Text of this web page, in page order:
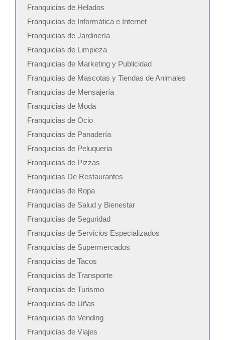
Franquicias de Helados
Franquicias de Informática e Internet
Franquicias de Jardinería
Franquicias de Limpieza
Franquicias de Marketing y Publicidad
Franquicias de Mascotas y Tiendas de Animales
Franquicias de Mensajería
Franquicias de Moda
Franquicias de Ocio
Franquicias de Panadería
Franquicias de Peluqueria
Franquicias de Pizzas
Franquicias De Restaurantes
Franquicias de Ropa
Franquicias de Salud y Bienestar
Franquicias de Seguridad
Franquicias de Servicios Especializados
Franquicias de Supermercados
Franquicias de Tacos
Franquicias de Transporte
Franquicias de Turismo
Franquicias de Uñas
Franquicias de Vending
Franquicias de Viajes